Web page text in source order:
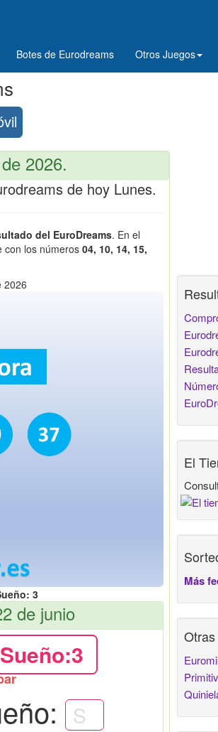
Botes de Eurodreams Otros Juegos
2026.
de hoy Lunes.
del EuroDreams. En el
con los números 04, 10, 14, 15,
2026
3
de junio
Sueño:3
El
Más